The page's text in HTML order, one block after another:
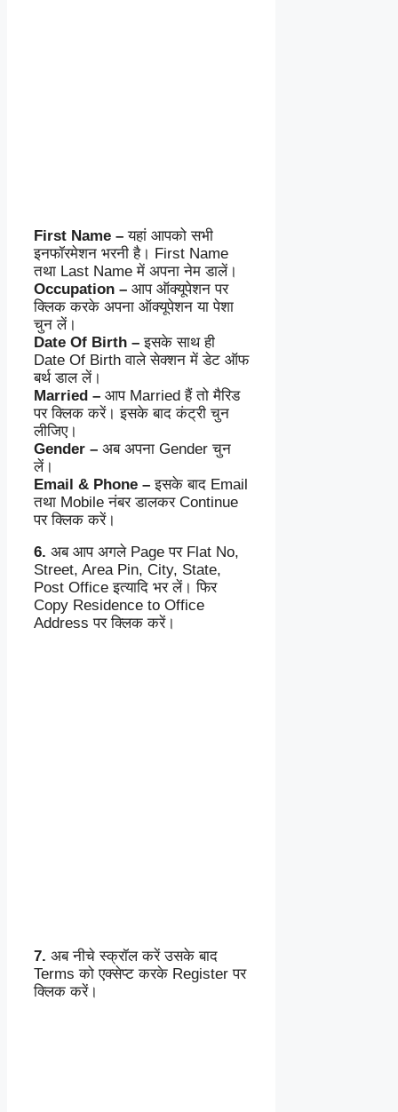
First Name – यहां आपको सभी
इनफॉरमेशन भरनी है। First Name
तथा Last Name में अपना नेम डालें।
Occupation – आप ऑक्यूपेशन पर
क्लिक करके अपना ऑक्यूपेशन या पेशा
चुन लें।
Date Of Birth – इसके साथ ही
Date Of Birth वाले सेक्शन में डेट ऑफ
बर्थ डाल लें।
Married – आप Married हैं तो मैरिड
पर क्लिक करें। इसके बाद कंट्री चुन
लीजिए।
Gender – अब अपना Gender चुन
लें।
Email & Phone – इसके बाद Email
तथा Mobile नंबर डालकर Continue
पर क्लिक करें।
6. अब आप अगले Page पर Flat No,
Street, Area Pin, City, State,
Post Office इत्यादि भर लें। फिर
Copy Residence to Office
Address पर क्लिक करें।
7. अब नीचे स्क्रॉल करें उसके बाद
Terms को एक्सेप्ट करके Register पर
क्लिक करें।